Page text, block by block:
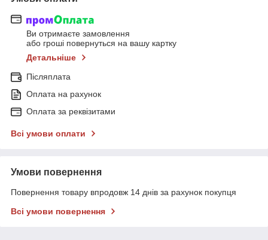
Ви отримаєте замовлення
або гроші повернуться на вашу картку
Детальніше
Післяплата
Оплата на рахунок
Оплата за реквізитами
Всі умови оплати
Умови повернення
Повернення товару впродовж 14 днів за рахунок покупця
Всі умови повернення